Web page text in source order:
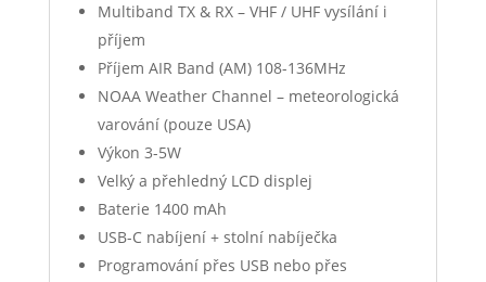
Multiband TX & RX – VHF / UHF vysílání i
příjem
Příjem AIR Band (AM) 108-136MHz
NOAA Weather Channel – meteorologická
varování (pouze USA)
Výkon 3-5W
Velký a přehledný LCD displej
Baterie 1400 mAh
USB-C nabíjení + stolní nabíječka
Programování přes USB nebo přes